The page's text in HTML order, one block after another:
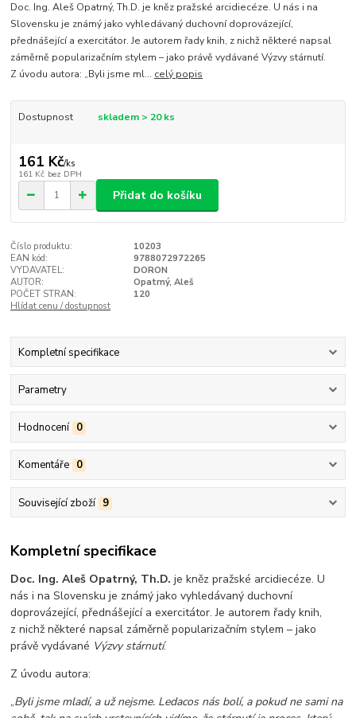
Doc. Ing. Aleš Opatrný, Th.D. je kněz pražské arcidiecéze. U nás i na
Slovensku je známý jako vyhledávaný duchovní doprovázející,
přednášející a exercitátor. Je autorem řady knih, z nichž některé napsal
záměrně popularizačním stylem – jako právě vydávané Výzvy stárnutí.
Z úvodu autora: „Byli jsme ml... celý popis
Dostupnost skladem > 20 ks
161 Kč/ks
161 Kč bez DPH
Přidat do košíku
Číslo produktu:
10203
EAN kód:
9788072972265
VYDAVATEL:
DORON
AUTOR:
Opatrný, Aleš
POČET STRAN:
120
Hlídat cenu / dostupnost
Kompletní specifikace
Parametry
Hodnocení 0
Komentáře 0
Související zboží 9
Kompletní specifikace
Doc. Ing. Aleš Opatrný, Th.D.je kněz pražské arcidiecéze. U
nás i na Slovensku je známý jako vyhledávaný duchovní
doprovázející, přednášející a exercitátor. Je autorem řady knih,
z nichž některé napsal záměrně popularizačním stylem – jako
právě vydávané Výzvy stárnutí.
Z úvodu autora:
„Byli jsme mladí, a už nejsme. Ledacos nás bolí, a pokud ne sami na